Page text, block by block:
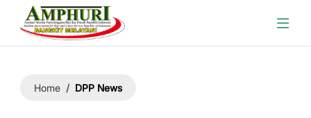
Home DPP News